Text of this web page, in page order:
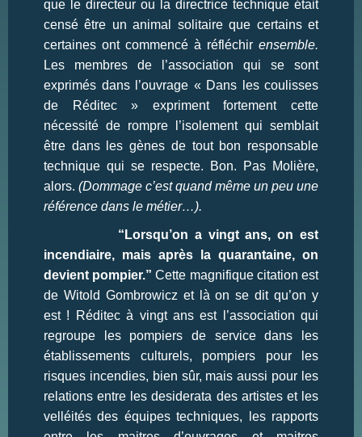
que le directeur ou la directrice technique était
censé être un animal solitaire que certains et
certaines ont commencé à réfléchir ensemble.
Les membres de l’association qui se sont
exprimés dans l’ouvrage « Dans les coulisses
de Réditec » expriment fortement cette
nécessité de rompre l’isolement qui semblait
être dans les gènes de tout bon responsable
technique qui se respecte. Bon. Pas Molière,
alors. (Dommage c’est quand même un peu une
référence dans le métier…).
“Lorsqu’on a vingt ans, on est
incendiaire, mais après la quarantaine, on
devient pompier.” Cette magnifique citation est
de Witold Gombrowicz et là on se dit qu’on y
est ! Réditec à vingt ans est l’association qui
regroupe les pompiers de service dans les
établissements culturels, pompiers pour les
risques incendies, bien sûr, mais aussi pour les
relations entre les desiderata des artistes et les
velléités des équipes techniques, les rapports